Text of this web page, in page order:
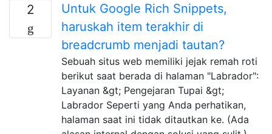
2
Untuk Google Rich Snippets,
haruskah item terakhir di
breadcrumb menjadi tautan?
Sebuah situs web memiliki jejak remah roti
berikut saat berada di halaman "Labrador":
Layanan &gt; Pengejaran Tupai &gt;
Labrador Seperti yang Anda perhatikan,
halaman saat ini tidak ditautkan ke. (Ada